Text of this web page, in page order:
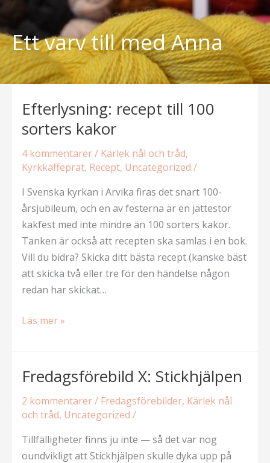
innehåll
Ett varv till med Anna
Efterlysning: recept till 100
sorters kakor
4 kommentarer/ Kärlek nål och tråd,
Kyrkkaffeprat, Recept, Uncategorized /
I Svenska kyrkan i Arvika firas det snart 100-
årsjubileum, och en av festerna är en jättestor
kakfest med inte mindre än 100 sorters kakor.
Tanken är också att recepten ska samlas i en bok.
Vill du bidra? Skicka ditt bästa recept (kanske bäst
att skicka två eller tre för den händelse någon
redan har skickat…
Efterlysning:
100
sorters
kakor
Läs mer »
Fredagsförebild X: Stickhjälpen
2 kommentarer/ Fredagsförebilder, Kärlek nål
och tråd, Uncategorized /
Tillfälligheter finns ju inte — så det var nog
oundvikligt att Stickhjälpen skulle dyka upp på